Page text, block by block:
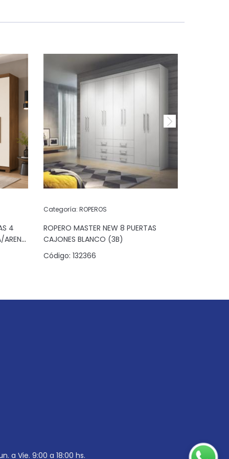
4
Categoría: ROPEROS
ROPERO MASTER NEW 8 PUERTAS
CAJONES BLANCO (3B)
Código: 132366
a Vie. 9:00 a 18:00 hs.